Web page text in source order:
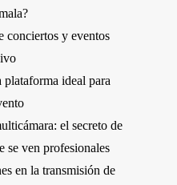
conciertos y eventos
ideal para
el secreto de
se ven profesionales
en la transmisión de